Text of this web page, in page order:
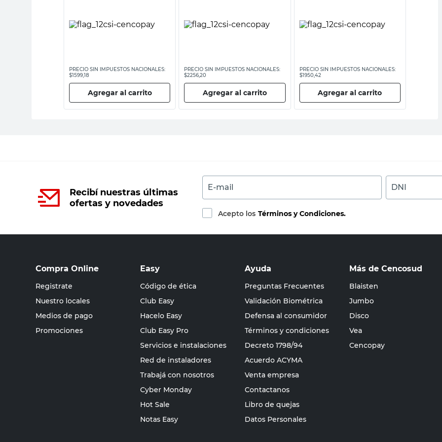
PRECIO SIN IMPUESTOS NACIONALES:
$1599,18
Agregar al carrito
PRECIO SIN IMPUESTOS NACIONALES:
$2256,20
Agregar al carrito
PRECIO SIN IMPUESTOS NACIONALES:
$1950,42
Agregar al carrito
Recibí nuestras últimas
ofertas y novedades
E-mail DNI
Acepto los Términos y Condiciones.
Compra Online
Registrate
Nuestro locales
Medios de pago
Promociones
Easy
Código de ética
Club Easy
Hacelo Easy
Club Easy Pro
Servicios e instalaciones
Red de instaladores
Trabajá con nosotros
Cyber Monday
Hot Sale
Notas Easy
Ayuda
Preguntas Frecuentes
Validación Biométrica
Defensa al consumidor
Términos y condiciones
Decreto 1798/94
Acuerdo ACYMA
Venta empresa
Contactanos
Libro de quejas
Datos Personales
Más de Cencosud
Blaisten
Jumbo
Disco
Vea
Cencopay